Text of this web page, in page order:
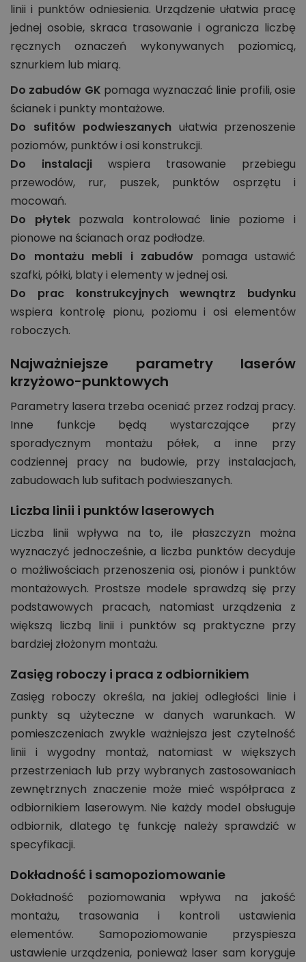
linii i punktów odniesienia. Urządzenie ułatwia pracę
jednej osobie, skraca trasowanie i ogranicza liczbę
ręcznych oznaczeń wykonywanych poziomicą,
sznurkiem lub miarą.
Do zabudów GK pomaga wyznaczać linie profili, osie
ścianek i punkty montażowe.
Do sufitów podwieszanych ułatwia przenoszenie
poziomów, punktów i osi konstrukcji.
Do instalacji wspiera trasowanie przebiegu
przewodów, rur, puszek, punktów osprzętu i
mocowań.
Do płytekpozwala kontrolować linie poziome i
pionowe na ścianach oraz podłodze.
Do montażu mebli i zabudów pomaga ustawić
szafki, półki, blaty i elementy w jednej osi.
Do prac konstrukcyjnych wewnątrz budynku
wspiera kontrolę pionu, poziomu i osi elementów
roboczych.
Najważniejsze parametry laserów
krzyżowo-punktowych
Parametry lasera trzeba oceniać przez rodzaj pracy.
Inne funkcje będą wystarczające przy
sporadycznym montażu półek, a inne przy
codziennej pracy na budowie, przy instalacjach,
zabudowach lub sufitach podwieszanych.
Liczba linii i punktów laserowych
Liczba linii wpływa na to, ile płaszczyzn można
wyznaczyć jednocześnie, a liczba punktów decyduje
o możliwościach przenoszenia osi, pionów i punktów
montażowych. Prostsze modele sprawdzą się przy
podstawowych pracach, natomiast urządzenia z
większą liczbą linii i punktów są praktyczne przy
bardziej złożonym montażu.
Zasięg roboczy i praca z odbiornikiem
Zasięg roboczy określa, na jakiej odległości linie i
punkty są użyteczne w danych warunkach. W
pomieszczeniach zwykle ważniejsza jest czytelność
linii i wygodny montaż, natomiast w większych
przestrzeniach lub przy wybranych zastosowaniach
zewnętrznych znaczenie może mieć współpraca z
odbiornikiem laserowym. Nie każdy model obsługuje
odbiornik, dlatego tę funkcję należy sprawdzić w
specyfikacji.
Dokładność i samopoziomowanie
Dokładność poziomowania wpływa na jakość
montażu, trasowania i kontroli ustawienia
elementów. Samopoziomowanie przyspiesza
ustawienie urządzenia, ponieważ laser sam koryguje